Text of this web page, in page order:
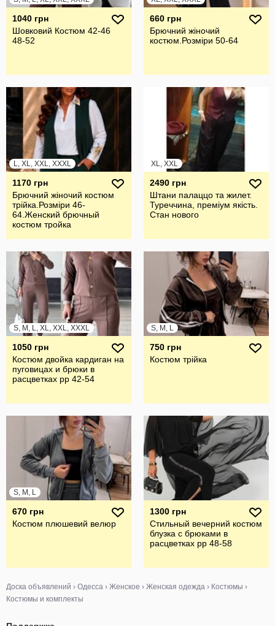
1040 грн
Шовковий Костюм 42-46
48-52
660 грн
Брючний жiночий
костюм.Розмiри 50-64
L, XL, XXL, XXXL
1170 грн
Брючний жiночий костюм
трiйка.Розмiри 46-
64.Женский брючный
костюм тройка
XL, XXL
2490 грн
Штани палаццо та жилет.
Туреччина, преміум якість.
Стан нового
S, M, L, XL, XXL, XXXL
1050 грн
Костюм двойка кардиган на
пуговицах и брюки в
расцветках рр 42-54
S, M, L
750 грн
Костюм трійка
S, M, L
670 грн
Костюм плюшевий велюр
1300 грн
Стильный вечерний костюм
блузка с брюками в
расцветках рр 48-58
Доска объявлений › Одесса › Женское › Женская одежда › Костюмы ›
Костюмы и комплекты